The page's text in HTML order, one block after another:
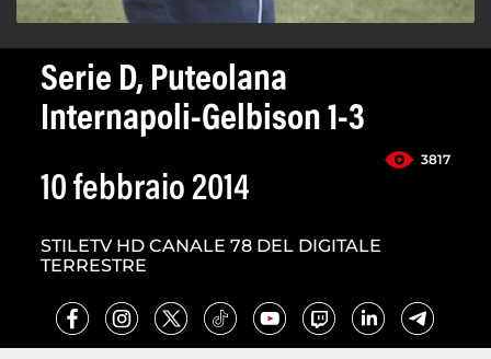
Serie D, Puteolana
Internapoli-Gelbison 1-3
3817
10 febbraio 2014
STILETV HD CANALE 78 DEL DIGITALE
TERRESTRE